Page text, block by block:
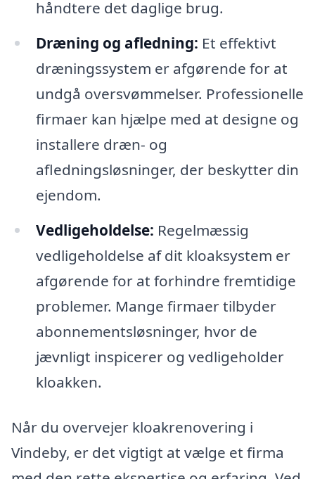
håndtere det daglige brug.
Dræning og afledning: Et effektivt
dræningssystem er afgørende for at
undgå oversvømmelser. Professionelle
firmaer kan hjælpe med at designe og
installere dræn- og
afledningsløsninger, der beskytter din
ejendom.
Vedligeholdelse: Regelmæssig
vedligeholdelse af dit kloaksystem er
afgørende for at forhindre fremtidige
problemer. Mange firmaer tilbyder
abonnementsløsninger, hvor de
jævnligt inspicerer og vedligeholder
kloakken.
Når du overvejer kloakrenovering i
Vindeby, er det vigtigt at vælge et firma